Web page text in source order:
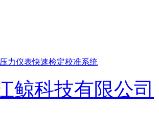
力仪表快速检定校准系统
鲸科技有限公司